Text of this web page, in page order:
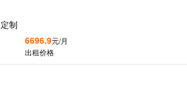
制
6696.9元/月
出租价格